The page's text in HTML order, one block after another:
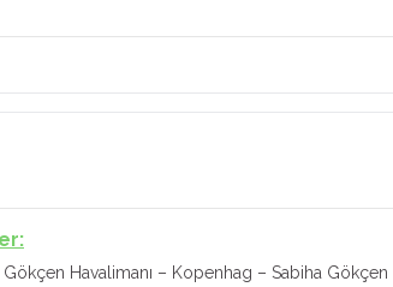
Havalimanı – Kopenhag – Sabiha Gökçen